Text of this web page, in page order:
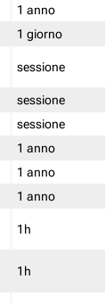
1 anno
1 giorno
sessione
sessione
sessione
1 anno
1 anno
1 anno
1h
1h